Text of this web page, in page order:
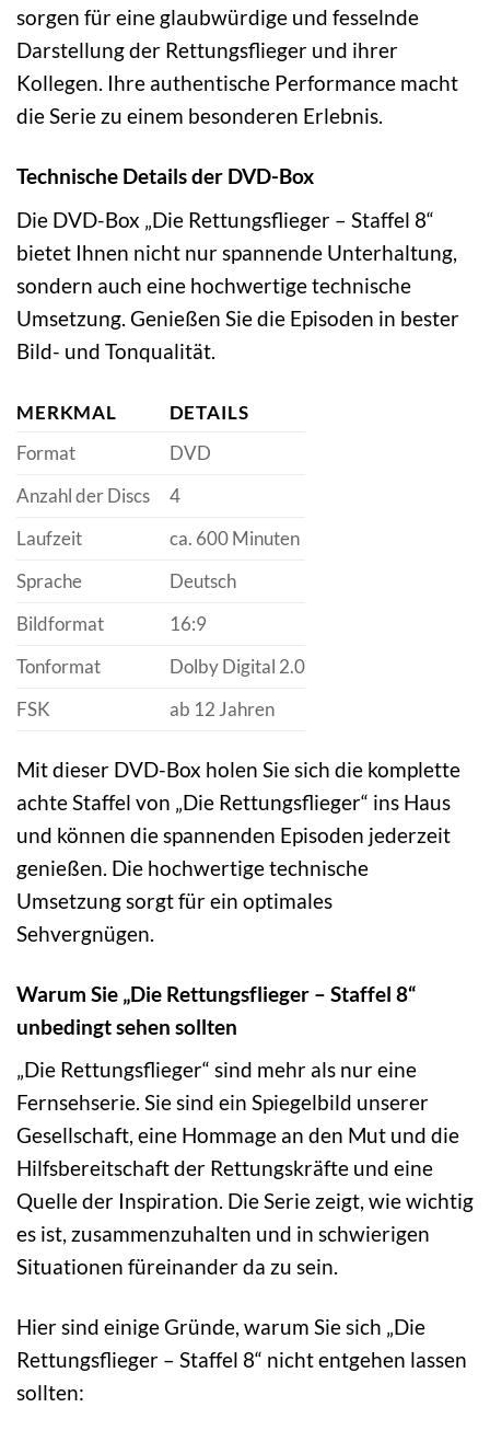
sorgen für eine glaubwürdige und fesselnde
Darstellung der Rettungsflieger und ihrer
Kollegen. Ihre authentische Performance macht
die Serie zu einem besonderen Erlebnis.
Technische Details der DVD-Box
Die DVD-Box „Die Rettungsflieger – Staffel 8“
bietet Ihnen nicht nur spannende Unterhaltung,
sondern auch eine hochwertige technische
Umsetzung. Genießen Sie die Episoden in bester
Bild- und Tonqualität.
MERKMAL
DETAILS
Format
DVD
Anzahl der Discs
4
Laufzeit
ca. 600 Minuten
Sprache
Deutsch
Bildformat
16:9
Tonformat
Dolby Digital 2.0
FSK
ab 12 Jahren
Mit dieser DVD-Box holen Sie sich die komplette
achte Staffel von „Die Rettungsflieger“ ins Haus
und können die spannenden Episoden jederzeit
genießen. Die hochwertige technische
Umsetzung sorgt für ein optimales
Sehvergnügen.
Warum Sie „Die Rettungsflieger – Staffel 8“
unbedingt sehen sollten
„Die Rettungsflieger“ sind mehr als nur eine
Fernsehserie. Sie sind ein Spiegelbild unserer
Gesellschaft, eine Hommage an den Mut und die
Hilfsbereitschaft der Rettungskräfte und eine
Quelle der Inspiration. Die Serie zeigt, wie wichtig
es ist, zusammenzuhalten und in schwierigen
Situationen füreinander da zu sein.
Hier sind einige Gründe, warum Sie sich „Die
Rettungsflieger – Staffel 8“ nicht entgehen lassen
sollten: